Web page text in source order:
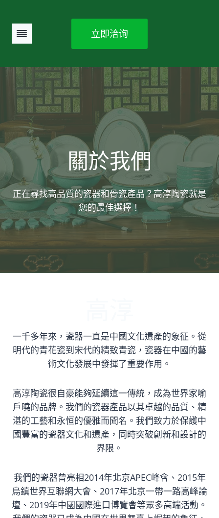
content
立即洽询
關於我們
正在尋找高品質的瓷器和骨瓷產品？高淳陶瓷就是
您的最佳選擇！
一千多年來，瓷器一直是中國文化遺產的象征。從
明代的青花瓷到宋代的精致青瓷，瓷器在中國的藝
術文化發展中發揮了重要作用。
高淳陶瓷很自豪能夠延續這一傳統，成為世界家喻
戶曉的品牌。我們的瓷器產品以其卓越的品質、精
湛的工藝和永恒的優雅而聞名。我們致力於保護中
國豐富的瓷器文化和遺產，同時突破創新和設計的
界限。
我們的瓷器曾亮相2014年北京APEC峰會、2015年
烏鎮世界互聯網大會、2017年北京一帶一路高峰論
壇、2019年中國國際進口博覽會等眾多高端活動。